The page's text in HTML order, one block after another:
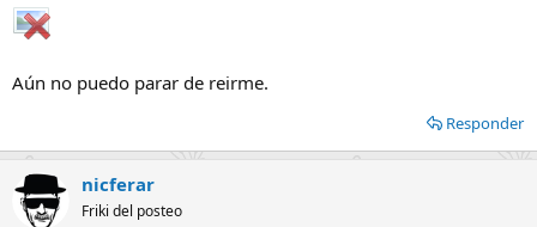
t
e
a
Aún no puedo parar de reirme.
Responder
nicferar
Friki del posteo